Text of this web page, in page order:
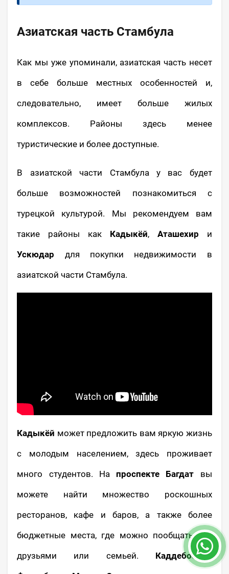
Азиатская часть Стамбула
Как мы уже упоминали, азиатская часть несет
в себе больше местных особенностей и,
следовательно, имеет больше жилых
комплексов. Районы здесь менее
туристические и более доступные.
В азиатской части Стамбула у вас будет
больше возможностей познакомиться с
турецкой культурой. Мы рекомендуем вам
такие районы как Кадыкёй, Аташехир и
Ускюдар для покупки недвижимости в
азиатской части Стамбула.
Кадыкёй может предложить вам яркую жизнь
с молодым населением, здесь проживает
много студентов. На проспекте Багдат вы
можете найти множество роскошных
ресторанов, кафе и баров, а также более
бюджетные места, где можно пообщаться с
друзьями или семьей. Каддебостан,